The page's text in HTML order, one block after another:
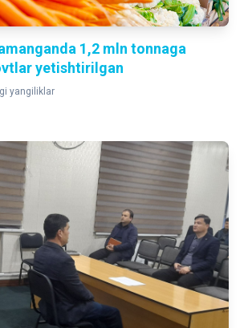
1,2 mln tonnaga
yetishtirilgan
yangiliklar